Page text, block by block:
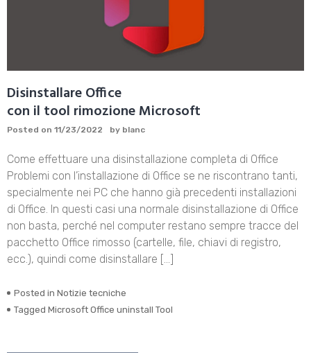
Disinstallare Office
con il tool rimozione Microsoft
Posted on 11/23/2022 by blanc
Come effettuare una disinstallazione completa di Office
Problemi con l’installazione di Office se ne riscontrano tanti,
specialmente nei PC che hanno già precedenti installazioni
di Office. In questi casi una normale disinstallazione di Office
non basta, perché nel computer restano sempre tracce del
pacchetto Office rimosso (cartelle, file, chiavi di registro,
ecc.), quindi come disinstallare […]
Posted in Notizie tecniche
Tagged Microsoft Office uninstall Tool